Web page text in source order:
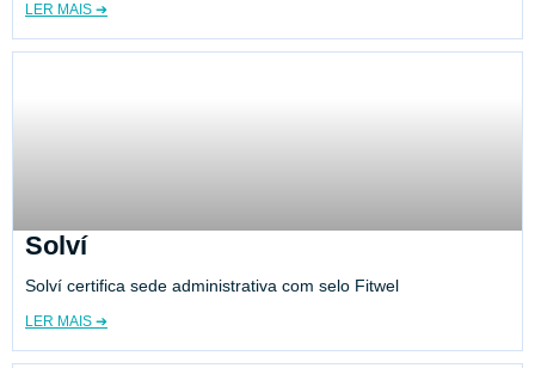
LER MAIS ➔
Solví
Solví certifica sede administrativa com selo Fitwel
LER MAIS ➔